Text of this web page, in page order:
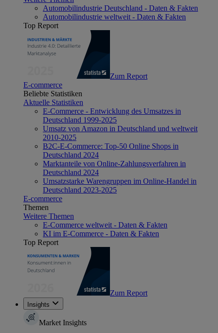
Automobilindustrie Deutschland - Daten & Fakten
Automobilindustrie weltweit - Daten & Fakten
Top Report
Zum Report
E-commerce
Beliebte Statistiken
Aktuelle Statistiken
E-Commerce - Entwicklung des Umsatzes in
Deutschland 1999-2025
Umsatz von Amazon in Deutschland und weltweit
2010-2025
B2C-E-Commerce: Top-50 Online Shops in
Deutschland 2024
Marktanteile von Online-Zahlungsverfahren in
Deutschland 2024
Umsatzstarke Warengruppen im Online-Handel in
Deutschland 2023-2025
E-commerce
Themen
Weitere Themen
E-Commerce weltweit - Daten & Fakten
KI im E-Commerce - Daten & Fakten
Top Report
Zum Report
Insights
Market Insights